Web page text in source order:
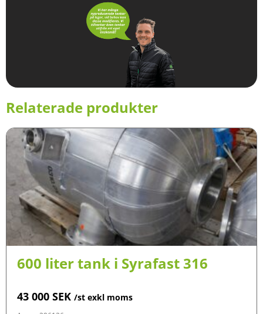
Relaterade produkter
600 liter tank i Syrafast 316
43 000 SEK /st exkl moms